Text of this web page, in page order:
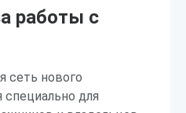
работы с
сеть нового
специально для